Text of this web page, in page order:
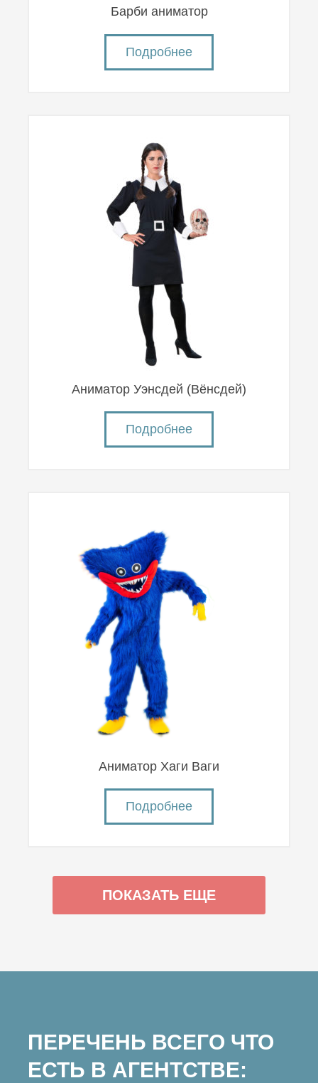
Барби аниматор
Подробнее
Аниматор Уэнсдей (Вëнсдей)
Подробнее
Аниматор Хаги Ваги
Подробнее
ПОКАЗАТЬ ЕЩЕ
ПЕРЕЧЕНЬ ВСЕГО ЧТО
ЕСТЬ В АГЕНТСТВЕ: